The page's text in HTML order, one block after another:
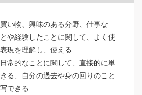
い物、興味のある分野、仕事な
や経験したことに関して、よく使
現を理解し、使える
常的なことに関して、直接的に単
る、自分の過去や身の回りのこと
できる